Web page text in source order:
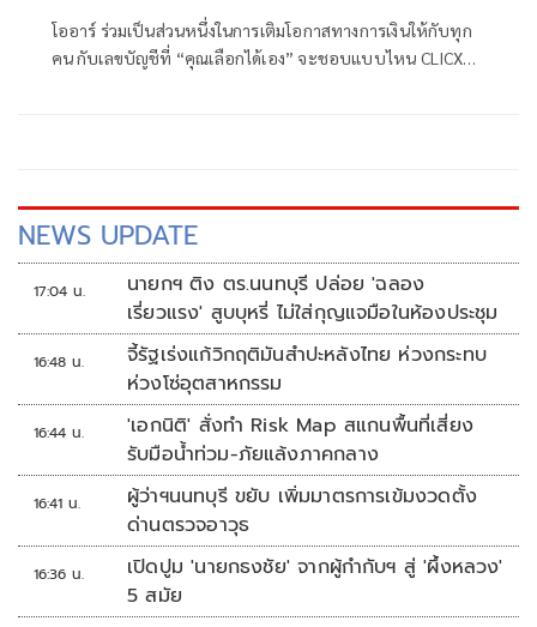
โออาร์ ร่วมเป็นส่วนหนึ่งในการเติมโอกาสทางการเงินให้กับทุก
คน กับเลขบัญชีที่ “คุณเลือกได้เอง” จะชอบแบบไหน CLICX
NEWS UPDATE
17:04 น.
นายกฯ ติง ตร.นนทบุรี ปล่อย 'ฉลอง
เรี่ยวแรง' สูบบุหรี่ ไม่ใส่กุญแจมือในห้องประชุม
16:48 น.
จี้รัฐเร่งแก้วิกฤติมันสำปะหลังไทย ห่วงกระทบ
ห่วงโซ่อุตสาหกรรม
16:44 น.
'เอกนิติ' สั่งทำ Risk Map สแกนพื้นที่เสี่ยง
รับมือน้ำท่วม-ภัยแล้งภาคกลาง
16:41 น.
ผู้ว่าฯนนทบุรี ขยับ เพิ่มมาตรการเข้มงวดตั้ง
ด่านตรวจอาวุธ
16:36 น.
เปิดปูม 'นายกธงชัย' จากผู้กำกับฯ สู่ 'ผึ้งหลวง'
5 สมัย